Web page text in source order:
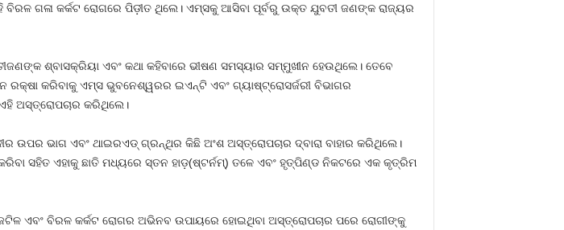
ବିରଳ ଗଳା କର୍କଟ ରୋଗରେ ପିଡ଼ୀତ ଥିଲେ। ଏମ୍‌ସକୁ ଆସିବା ପୂର୍ବରୁ ଉକ୍ତ ଯୁବତୀ ଜଣଙ୍କ ରାଜ୍ୟର
ଶ୍ବାସକ୍ରିୟା ଏବଂ କଥା କହିବାରେ ଭୀଷଣ ସମସ୍ୟାର ସମ୍ମୁଖୀନ ହେଉଥିଲେ। ତେବେ
ରକ୍ଷା କରିବାକୁ ଏମ୍‌ସ ଭୁବନେଶ୍ୱରର ଇଏନ୍‌ଟି ଏବଂ ଗ୍ୟାଷ୍ଟ୍ରୋସର୍ଜରୀ ବିଭାଗର
ଅସ୍ତ୍ରୋପଚାର କରିଥିଲେ।
ଉପର ଭାଗ ଏବଂ ଥାଇରଏଡ୍ ଗ୍ରନ୍ଥିର କିଛି ଅଂଶ ଅସ୍ତ୍ରୋପଚାର ଦ୍ବାରା ବାହାର କରିଥିଲେ।
ସହିତ ଏହାକୁ ଛାତି ମଧ୍ୟରେ ସ୍ତନ ହାଡ଼(ଷ୍ଟର୍ନମ୍‌) ତଳେ ଏବଂ ହୃତ୍‌ପିଣ୍ଡ ନିକଟରେ ଏକ କୃତ୍ରିମ
ଏବଂ ବିରଳ କର୍କଟ ରୋଗର ଅଭିନବ ଉପାୟରେ ହୋଇଥିବା ଅସ୍ତ୍ରୋପଚାର ପରେ ରୋଗୀଙ୍କୁ